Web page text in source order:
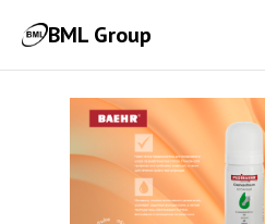
BML Group